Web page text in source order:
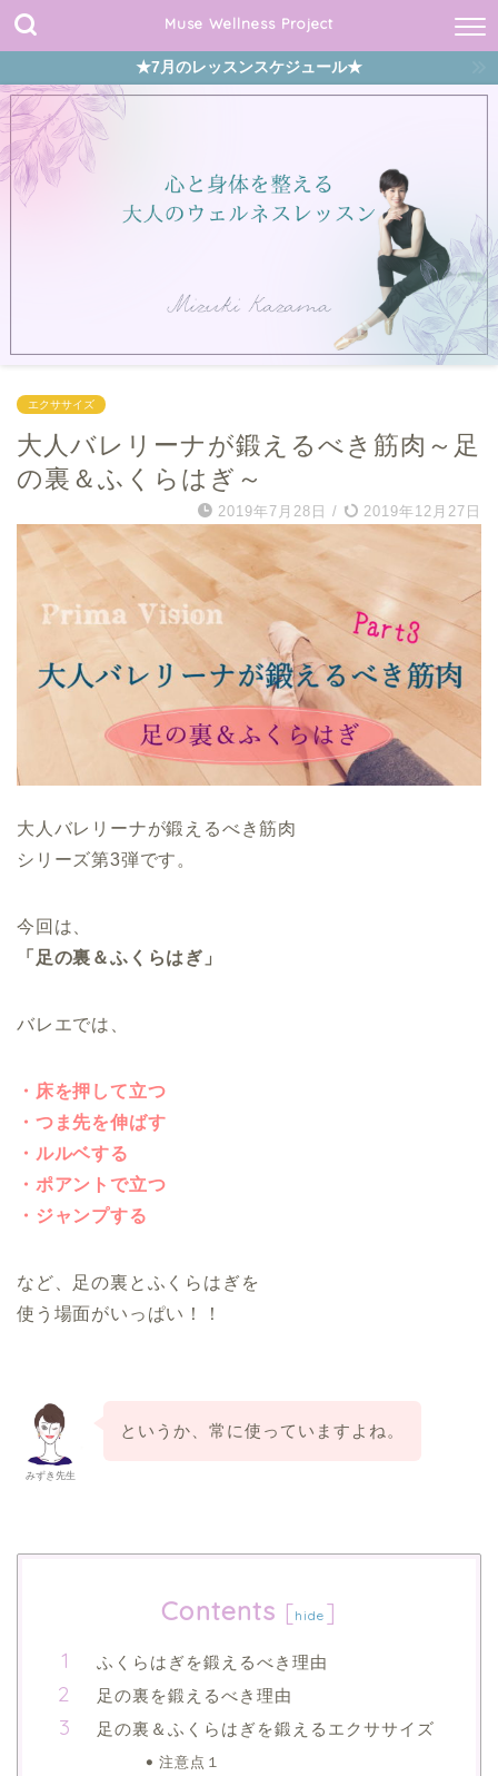
Muse Wellness Project
★7月のレッスンスケジュール★
エクササイズ
大人バレリーナが鍛えるべき筋肉～足
の裏＆ふくらはぎ～
2019年7月28日 / 2019年12月27日
大人バレリーナが鍛えるべき筋肉
シリーズ第3弾です。
今回は、
「足の裏＆ふくらはぎ」
バレエでは、
・床を押して立つ
・つま先を伸ばす
・ルルベする
・ポアントで立つ
・ジャンプする
など、足の裏とふくらはぎを
使う場面がいっぱい！！
みずき先生
というか、常に使っていますよね。
Contents [hide ]
ふくらはぎを鍛えるべき理由
足の裏を鍛えるべき理由
足の裏＆ふくらはぎを鍛えるエクササイズ
注意点１